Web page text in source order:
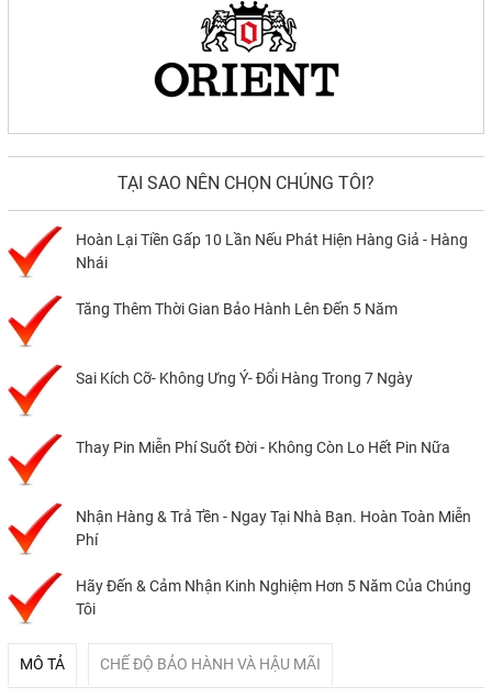
TẠI SAO NÊN CHỌN CHÚNG TÔI?
Hoàn Lại Tiền Gấp 10 Lần Nếu Phát Hiện Hàng Giả - Hàng
Nhái
Tăng Thêm Thời Gian Bảo Hành Lên Đến 5 Năm
Sai Kích Cỡ- Không Ưng Ý- Đổi Hàng Trong 7 Ngày
Thay Pin Miễn Phí Suốt Đời - Không Còn Lo Hết Pin Nữa
Nhận Hàng & Trả Tền - Ngay Tại Nhà Bạn. Hoàn Toàn Miễn
Phí
Hãy Đến & Cảm Nhận Kinh Nghiệm Hơn 5 Năm Của Chúng
Tôi
MÔ TẢ CHẾ ĐỘ BẢO HÀNH VÀ HẬU MÃI